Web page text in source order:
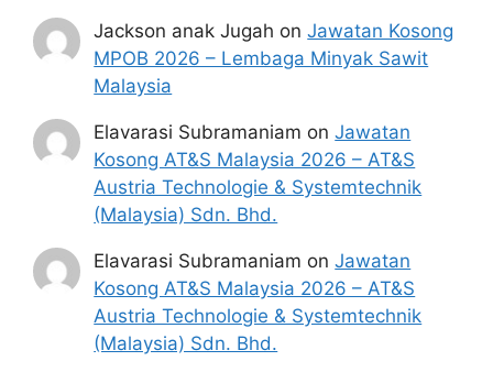
Jackson anak Jugah onJawatan Kosong
MPOB 2026 – Lembaga Minyak Sawit
Malaysia
Elavarasi Subramaniam onJawatan
Kosong AT&S Malaysia 2026 – AT&S
Austria Technologie & Systemtechnik
(Malaysia) Sdn. Bhd.
Elavarasi Subramaniam onJawatan
Kosong AT&S Malaysia 2026 – AT&S
Austria Technologie & Systemtechnik
(Malaysia) Sdn. Bhd.